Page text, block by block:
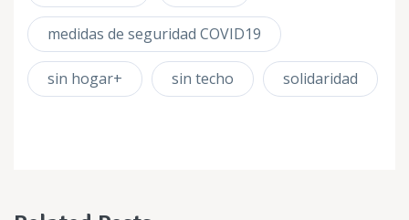
medidas de seguridad COVID19
sin hogar+ sin techo solidaridad